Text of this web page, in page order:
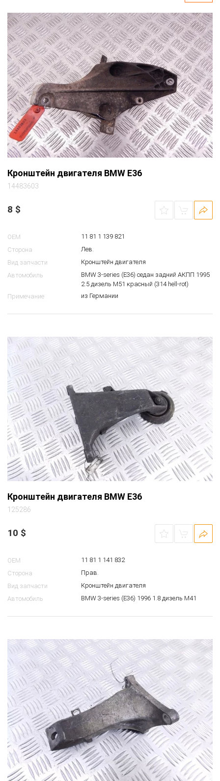
Кронштейн двигателя BMW E36
14483603
8 $
OEM
11 81 1 139 821
Сторона
Лев.
Вид запчасти
Кронштейн двигателя
Автомобиль
BMW 3-series (E36) седан задний АКПП 1995
2.5 дизель M51 красный (314 hell-rot)
Примечание
из Германии
Кронштейн двигателя BMW E36
125286
10 $
OEM
11 81 1 141 832
Сторона
Прав.
Вид запчасти
Кронштейн двигателя
Автомобиль
BMW 3-series (E36) 1996 1.8 дизель M41